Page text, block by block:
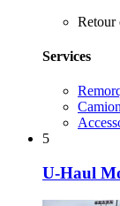
Retour
Services
5
U-Haul